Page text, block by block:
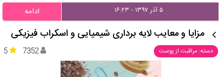
۵ آذر ۱۳۹۷ - ۱۶:۲۳ ادامه
مزایا و معایب لایه برداری شیمیایی و اسکراب فیزیکی
دسته: مراقبت از پوست 5 7352